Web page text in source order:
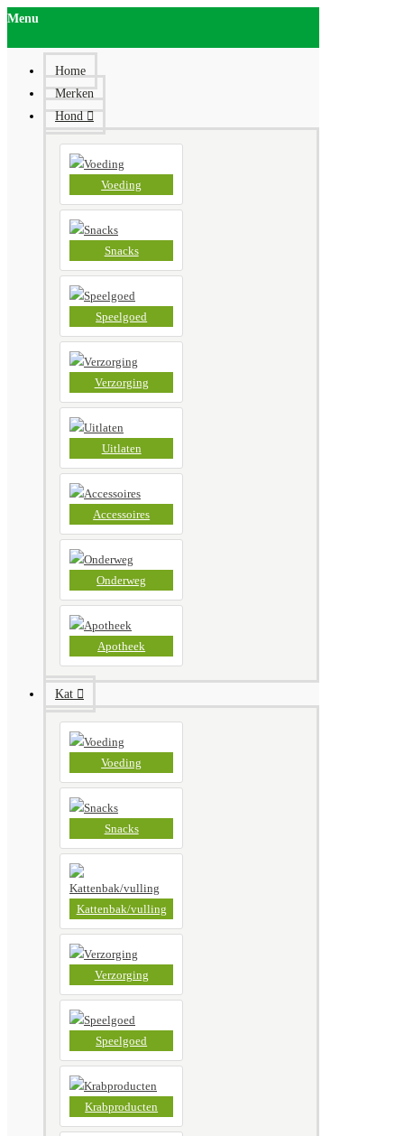
Menu
Home
Merken
Hond
Voeding
Snacks
Speelgoed
Verzorging
Uitlaten
Accessoires
Onderweg
Apotheek
Kat
Voeding
Snacks
Kattenbak/vulling
Verzorging
Speelgoed
Krabproducten